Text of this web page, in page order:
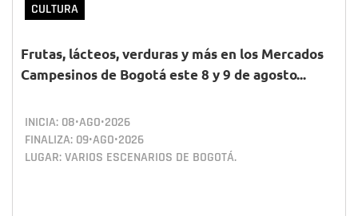
CULTURA
Frutas, lácteos, verduras y más en los Mercados
Campesinos de Bogotá este 8 y 9 de agosto...
INICIA: 08•AGO•2026
FINALIZA: 09•AGO•2026
LUGAR: VARIOS ESCENARIOS DE BOGOTÁ.